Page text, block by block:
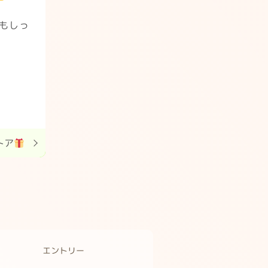
しっ
ア
エントリー